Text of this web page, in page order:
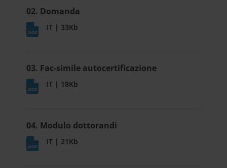
02. Domanda
IT | 33Kb
03. Fac-simile autocertificazione
IT | 18Kb
04. Modulo dottorandi
IT | 21Kb